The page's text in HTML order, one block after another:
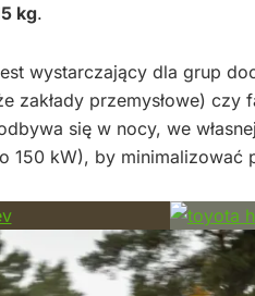
kg.
wystarczający dla grup
zakłady przemysłowe) czy
się w nocy, we
150 kW), by minimalizować